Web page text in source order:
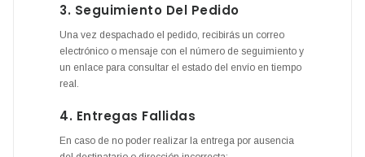
3. Seguimiento Del Pedido
Una vez despachado el pedido, recibirás un correo
electrónico o mensaje con el número de seguimiento y
un enlace para consultar el estado del envío en tiempo
real.
4. Entregas Fallidas
En caso de no poder realizar la entrega por ausencia